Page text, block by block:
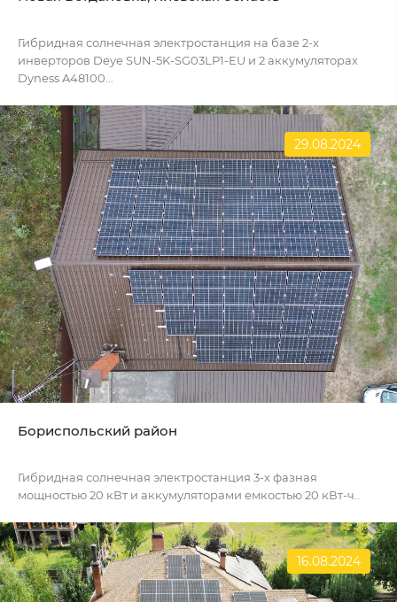
Гибридная солнечная электростанция на базе 2-х
инверторов Deye SUN-5K-SG03LP1-EU и 2 аккумуляторах
Dyness A48100...
29.08.2024
Бориспольский район
Гибридная солнечная электростанция 3-х фазная
мощностью 20 кВт и аккумуляторами емкостью 20 кВт-ч..
16.08.2024